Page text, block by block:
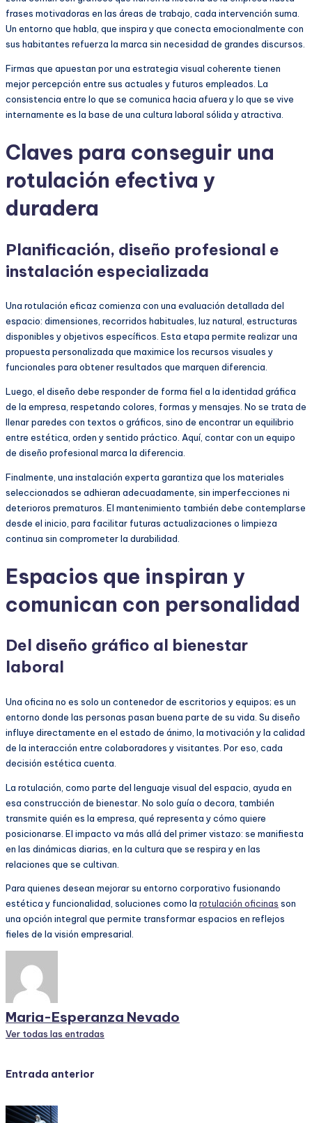
frases motivadoras en las áreas de trabajo, cada intervención suma.
Un entorno que habla, que inspira y que conecta emocionalmente con
sus habitantes refuerza la marca sin necesidad de grandes discursos.
Firmas que apuestan por una estrategia visual coherente tienen
mejor percepción entre sus actuales y futuros empleados. La
consistencia entre lo que se comunica hacia afuera y lo que se vive
internamente es la base de una cultura laboral sólida y atractiva.
Claves para conseguir una
rotulación efectiva y
duradera
Planificación, diseño profesional e
instalación especializada
Una rotulación eficaz comienza con una evaluación detallada del
espacio: dimensiones, recorridos habituales, luz natural, estructuras
disponibles y objetivos específicos. Esta etapa permite realizar una
propuesta personalizada que maximice los recursos visuales y
funcionales para obtener resultados que marquen diferencia.
Luego, el diseño debe responder de forma fiel a la identidad gráfica
de la empresa, respetando colores, formas y mensajes. No se trata de
llenar paredes con textos o gráficos, sino de encontrar un equilibrio
entre estética, orden y sentido práctico. Aquí, contar con un equipo
de diseño profesional marca la diferencia.
Finalmente, una instalación experta garantiza que los materiales
seleccionados se adhieran adecuadamente, sin imperfecciones ni
deterioros prematuros. El mantenimiento también debe contemplarse
desde el inicio, para facilitar futuras actualizaciones o limpieza
continua sin comprometer la durabilidad.
Espacios que inspiran y
comunican con personalidad
Del diseño gráfico al bienestar
laboral
Una oficina no es solo un contenedor de escritorios y equipos; es un
entorno donde las personas pasan buena parte de su vida. Su diseño
influye directamente en el estado de ánimo, la motivación y la calidad
de la interacción entre colaboradores y visitantes. Por eso, cada
decisión estética cuenta.
La rotulación, como parte del lenguaje visual del espacio, ayuda en
esa construcción de bienestar. No solo guía o decora, también
transmite quién es la empresa, qué representa y cómo quiere
posicionarse. El impacto va más allá del primer vistazo: se manifiesta
en las dinámicas diarias, en la cultura que se respira y en las
relaciones que se cultivan.
Para quienes desean mejorar su entorno corporativo fusionando
estética y funcionalidad, soluciones como la rotulación oficinas son
una opción integral que permite transformar espacios en reflejos
fieles de la visión empresarial.
Maria-Esperanza Nevado
Ver todas las entradas
Navegación
de
Entrada anterior